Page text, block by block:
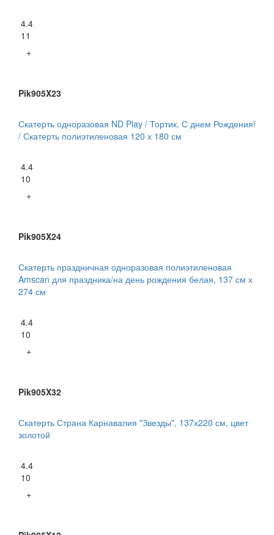
4.4
11
+
Pik905X23
Скатерть одноразовая ND Play / Тортик. С днем Рождения!
/ Скатерть полиэтиленовая 120 х 180 см
4.4
10
+
Pik905X24
Скатерть праздничная одноразовая полиэтиленовая
Amscan для праздника/на день рождения белая, 137 см х
274 см
4.4
10
+
Pik905X32
Скатерть Страна Карнавалия "Звезды", 137х220 см, цвет
золотой
4.4
10
+